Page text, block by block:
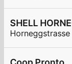
SHELL